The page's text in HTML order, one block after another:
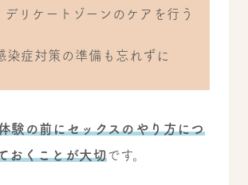
デリケートゾーンのケアを行う
染症対策の準備も忘れずに
験の前にセックスのやり方につ
おくことが大切です。